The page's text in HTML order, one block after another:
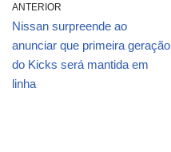
ANTERIOR
Nissan surpreende ao
anunciar que primeira geração
do Kicks será mantida em
linha